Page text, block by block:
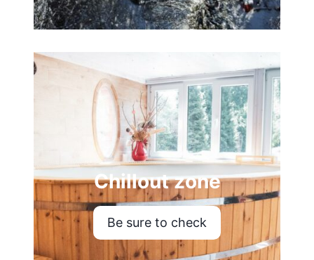
Chillout zone
Be sure to check